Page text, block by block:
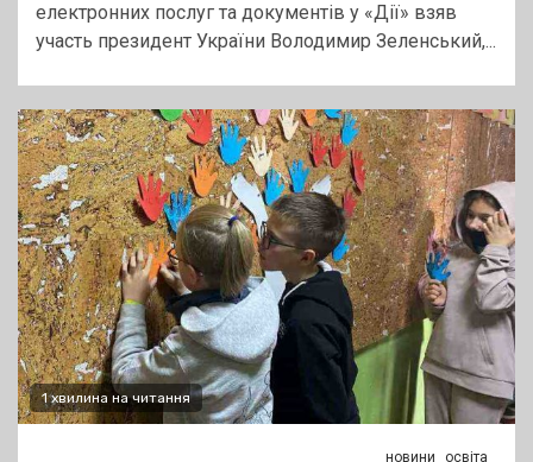
електронних послуг та документів у «‎Дії» взяв
участь президент України Володимир Зеленський,...
1 хвилина на читання
новини освіта